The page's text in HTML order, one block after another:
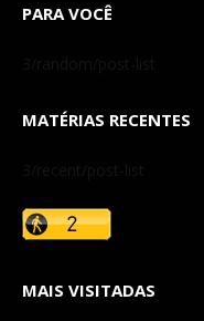
PARA VOCÊ
3/random/post-list
MATÉRIAS RECENTES
3/recent/post-list
MAIS VISITADAS